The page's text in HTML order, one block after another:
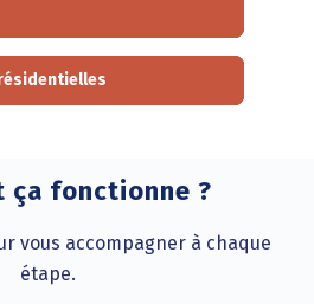
ça fonctionne ?
vous accompagner à chaque
étape.